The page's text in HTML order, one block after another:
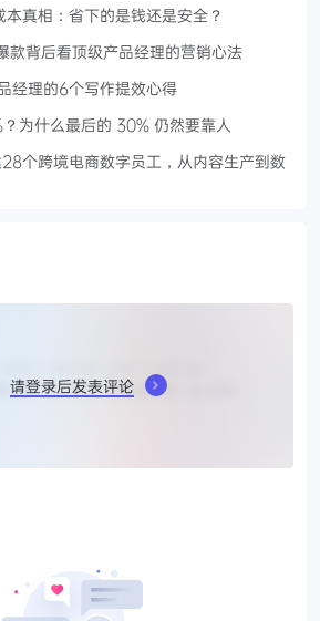
真相：省下的是钱还是安全？
款背后看顶级产品经理的营销心法
经理的6个写作提效心得
为什么最后的 30% 仍然要靠人
个跨境电商数字员工，从内容生产到数
请登录后发表评论